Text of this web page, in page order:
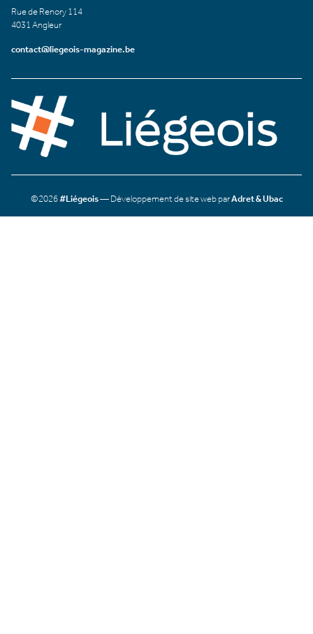
Rue de Renory 114
4031 Angleur
contact@liegeois-magazine.be
©2026#Liégeois— Développement de site web parAdret & Ubac